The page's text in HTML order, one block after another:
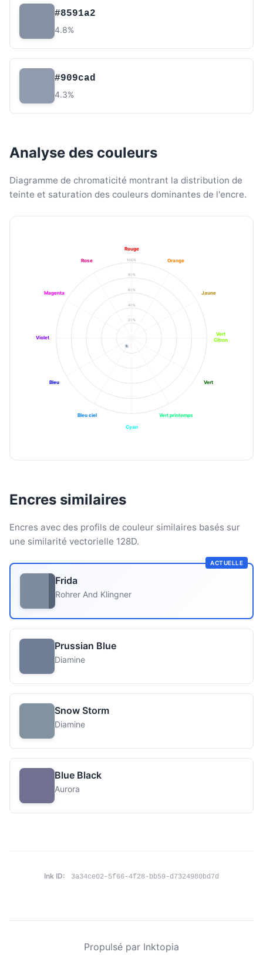
#8591a2
4.8%
#909cad
4.3%
Analyse des couleurs
Diagramme de chromaticité montrant la distribution de
teinte et saturation des couleurs dominantes de l'encre.
20%
40%
60%
80%
100%
Rouge
Orange
Jaune
Vert
Citron
Vert
Vert printemps
Cyan
Bleu ciel
Bleu
Violet
Magenta
Rose
Encres similaires
Encres avec des profils de couleur similaires basés sur
une similarité vectorielle 128D.
ACTUELLE
Frida
Rohrer And Klingner
Prussian Blue
Diamine
Snow Storm
Diamine
Blue Black
Aurora
Ink ID: 3a34ce02-5f66-4f28-bb59-d7324980bd7d
Propulsé par Inktopia